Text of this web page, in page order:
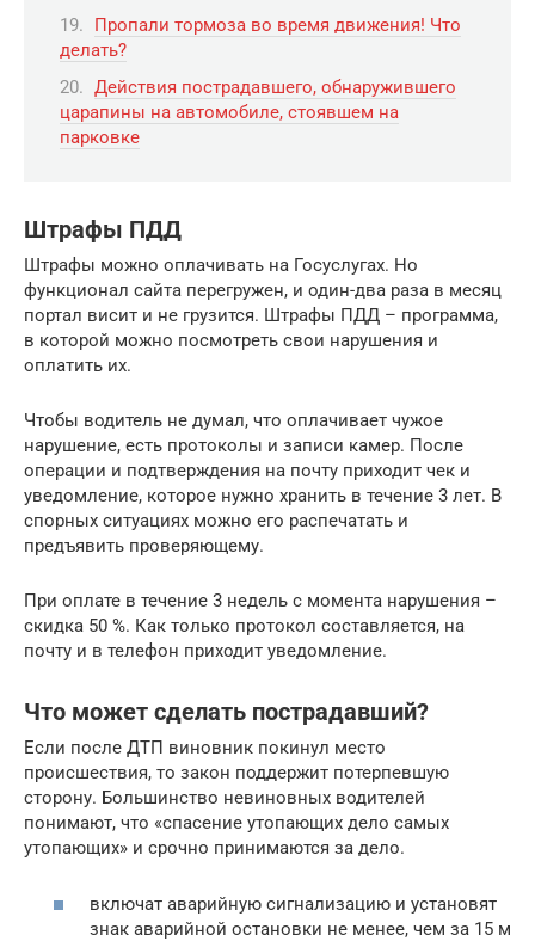
Пропали тормоза во время движения! Что
делать?
Действия пострадавшего, обнаружившего
царапины на автомобиле, стоявшем на
парковке
Штрафы ПДД
Штрафы можно оплачивать на Госуслугах. Но
функционал сайта перегружен, и один-два раза в месяц
портал висит и не грузится. Штрафы ПДД – программа,
в которой можно посмотреть свои нарушения и
оплатить их.
Чтобы водитель не думал, что оплачивает чужое
нарушение, есть протоколы и записи камер. После
операции и подтверждения на почту приходит чек и
уведомление, которое нужно хранить в течение 3 лет. В
спорных ситуациях можно его распечатать и
предъявить проверяющему.
При оплате в течение 3 недель с момента нарушения –
скидка 50 %. Как только протокол составляется, на
почту и в телефон приходит уведомление.
Что может сделать пострадавший?
Если после ДТП виновник покинул место
происшествия, то закон поддержит потерпевшую
сторону. Большинство невиновных водителей
понимают, что «спасение утопающих дело самых
утопающих» и срочно принимаются за дело.
включат аварийную сигнализацию и установят
знак аварийной остановки не менее, чем за 15 м